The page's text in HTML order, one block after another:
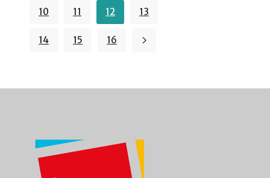
10 11 12 13
14 15 16